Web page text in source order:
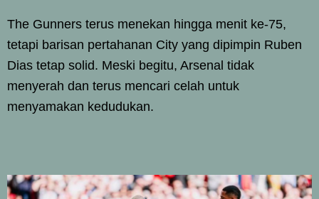
The Gunners terus menekan hingga menit ke-75,
tetapi barisan pertahanan City yang dipimpin Ruben
Dias tetap solid. Meski begitu, Arsenal tidak
menyerah dan terus mencari celah untuk
menyamakan kedudukan.